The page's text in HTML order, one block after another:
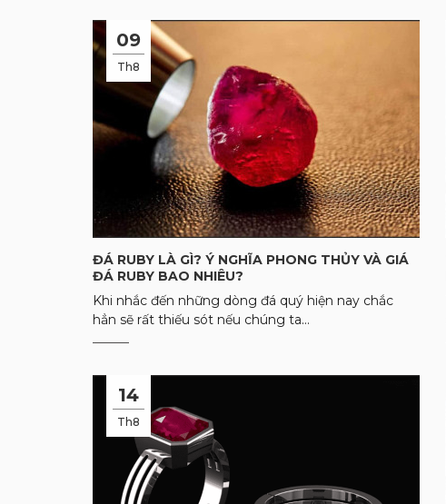
09
Th8
ĐÁ RUBY LÀ GÌ? Ý NGHĨA PHONG THỦY VÀ GIÁ
ĐÁ RUBY BAO NHIÊU?
Khi nhắc đến những dòng đá quý hiện nay chắc
hẳn sẽ rất thiếu sót nếu chúng ta...
14
Th8